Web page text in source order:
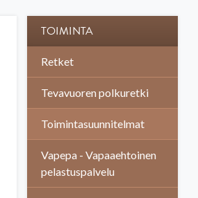
TOIMINTA
Retket
Tevavuoren polkuretki
Toimintasuunnitelmat
Vapepa - Vapaaehtoinen
pelastuspalvelu